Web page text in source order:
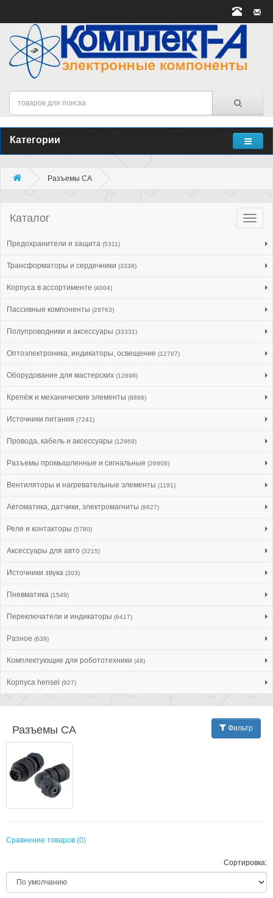
Категории
Разъeмы CA
Каталог
Предохранители и защита (5311)
Трансформаторы и сердечники (3338)
Корпуса в ассортименте (4004)
Пассивные компоненты (29763)
Полупроводники и аксессуары (33331)
Оптоэлектроника, индикаторы, освещение (12767)
Оборудование для мастерских (12898)
Крепёж и механические элементы (8866)
Источники питания (7241)
Провода, кабель и аксессуары (12969)
Разъемы промышленные и сигнальные (26909)
Вентиляторы и нагревательные элементы (1191)
Автоматика, датчики, электромагниты (9627)
Реле и контакторы (5780)
Аксессуары для авто (3215)
Источники звука (303)
Пневматика (1549)
Переключатели и индикаторы (6417)
Разное (639)
Комплектующие для робототехники (48)
Корпуса hensel (927)
Фильтр
Разъeмы CA
Сравнение товаров (0)
Сортировка: